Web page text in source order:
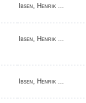
Ibsen, Henrik ...
Ibsen, Henrik ...
Ibsen, Henrik ...